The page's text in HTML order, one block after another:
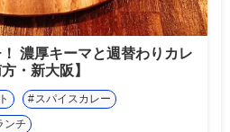
濃厚キーマと週替わりカレ
・新大阪】
スパイスカレー
ンチ